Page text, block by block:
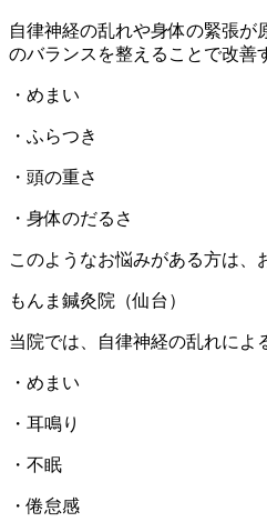
自律神経の乱れや身体の緊張が
のバランスを整えることで改善
・めまい
・ふらつき
・頭の重さ
・身体のだるさ
このようなお悩みがある方は、
もんま鍼灸院（仙台）
当院では、自律神経の乱れによ
・めまい
・耳鳴り
・不眠
・倦怠感